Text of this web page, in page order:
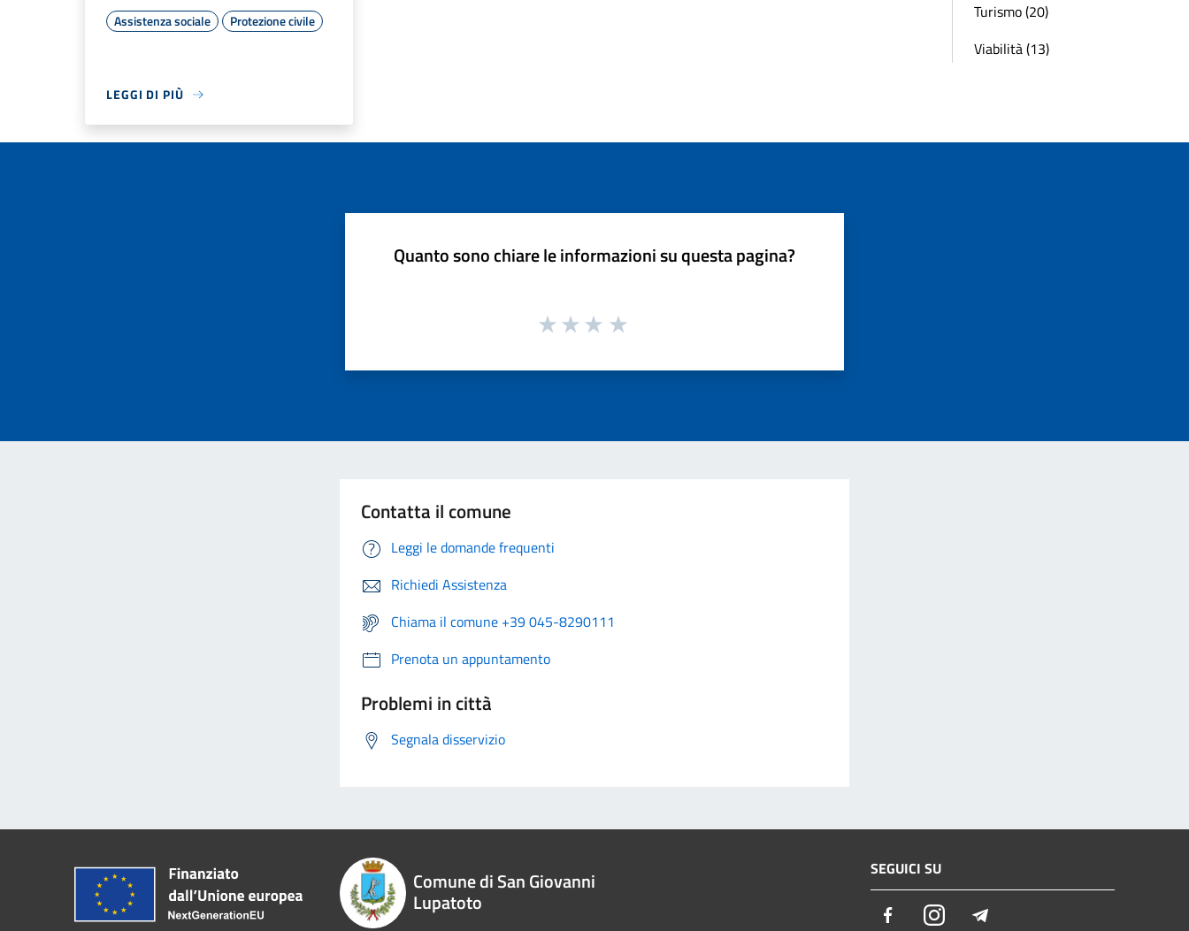
Assistenza sociale Protezione civile
LEGGI DI PIÙ
Turismo (20)
Viabilità (13)
Quanto sono chiare le informazioni su questa pagina?
Contatta il comune
Leggi le domande frequenti
Richiedi Assistenza
Chiama il comune +39 045-8290111
Prenota un appuntamento
Problemi in città
Segnala disservizio
Comune di San Giovanni
Lupatoto
SEGUICI SU
FacebookInstagram